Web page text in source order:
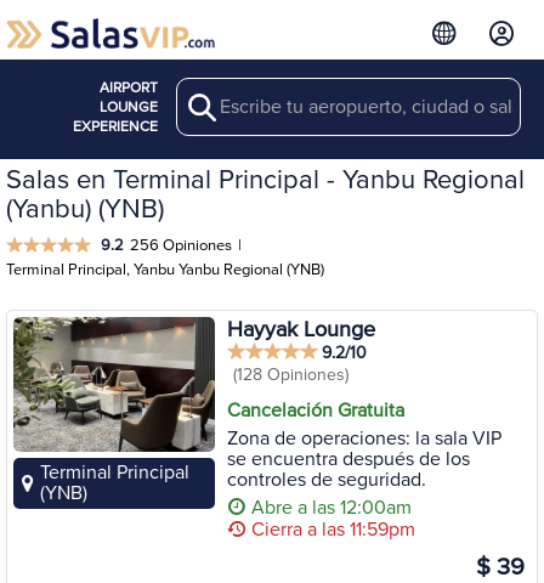
AIRPORT
LOUNGE
EXPERIENCE
Search
Salas en Terminal Principal - Yanbu Regional
(Yanbu) (YNB)
9.2 256 Opiniones |
Terminal Principal, Yanbu Yanbu Regional (YNB)
Terminal Principal
(YNB)
Hayyak Lounge
9.2/10
(128 Opiniones)
Cancelación Gratuita
Zona de operaciones: la sala VIP
se encuentra después de los
controles de seguridad.
Abre a las 12:00am
Cierra a las 11:59pm
$ 39